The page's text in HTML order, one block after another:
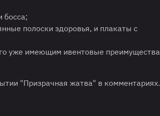
босса;
полоски здоровья, и плакаты с
уже имеющим ивентовые преимущества
"Призрачная жатва" в комментариях.